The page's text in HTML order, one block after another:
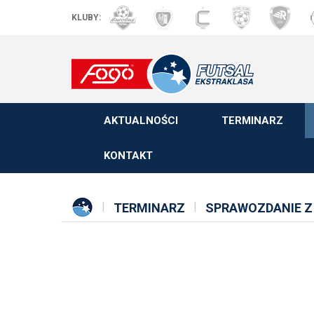
KLUBY:
AKTUALNOŚCI TERMINARZ
KONTAKT
TERMINARZ SPRAWOZDANIE